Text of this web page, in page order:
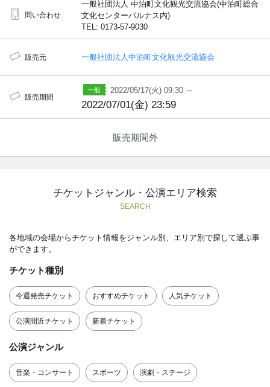
問い合わせ
一般社団法人 中泊町文化観光交流協会(中泊町総合
文化センターパルナス内)
TEL: 0173-57-9030
販売元 一般社団法人中泊町文化観光交流協会
販売期間
2022/05/17(火) 09:30 ～
2022/07/01(金) 23:59
販売期間外
チケットジャンル・公演エリア検索
SEARCH
各地域の会場からチケット情報をジャンル別、エリア別で探して選ぶ事
ができます。
チケット種別
今週発売チケット おすすめチケット 人気チケット
公演間近チケット 新着チケット
公演ジャンル
音楽・コンサート スポーツ 演劇・ステージ